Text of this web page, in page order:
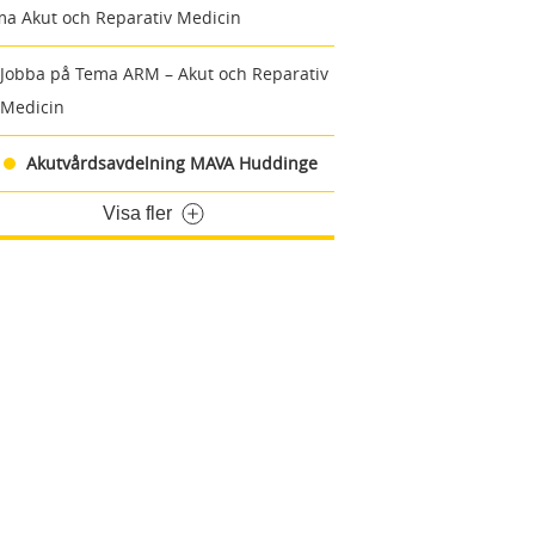
Akut och Reparativ Medicin
Jobba på Tema ARM – Akut och Reparativ
Medicin
Akutvårdsavdelning MAVA Huddinge
Visa fler